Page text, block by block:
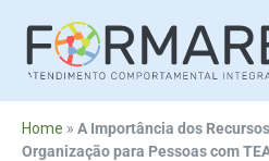
Home » A Importância dos
Organização para Pessoas com